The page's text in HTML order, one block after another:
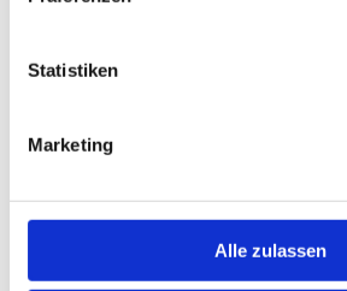
Statistiken
Marketing
Alle zulassen
Faces of Future